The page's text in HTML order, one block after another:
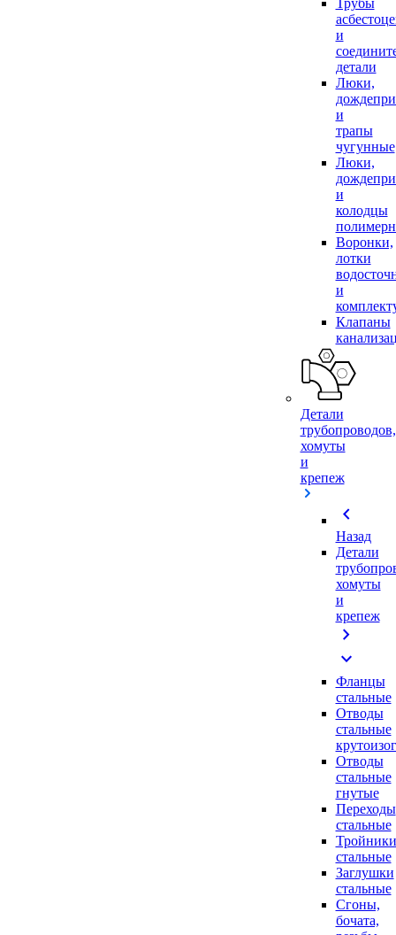
Трубы
и
детали
Люки,
и
трапы
чугунные
Люки,
и
колодцы
Воронки,
лотки
и
Клапаны
Детали
трубопроводов,
хомуты
и
крепеж
chevron_left
Назад
Детали
хомуты
и
крепеж
chevron_right
expand_more
Фланцы
стальные
Отводы
стальные
Отводы
стальные
гнутые
Переходы
стальные
Тройники
стальные
Заглушки
стальные
Сгоны,
бочата,